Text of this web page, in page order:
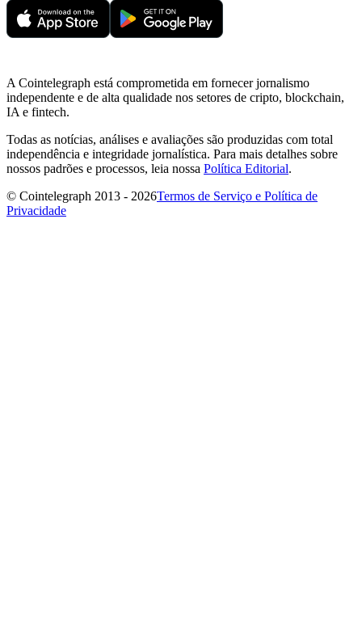
A Cointelegraph está comprometida em fornecer jornalismo
independente e de alta qualidade nos setores de cripto, blockchain,
IA e fintech.
Todas as notícias, análises e avaliações são produzidas com total
independência e integridade jornalística. Para mais detalhes sobre
nossos padrões e processos, leia nossa Política Editorial.
© Cointelegraph 2013 - 2026Termos de Serviço e Política de
Privacidade